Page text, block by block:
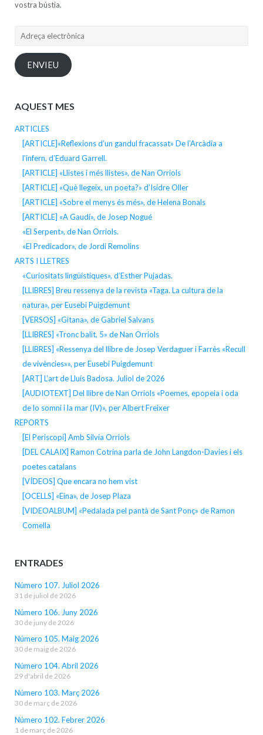
vostra bústia.
Adreça
ENVIEU
AQUEST MES
ARTICLES
[ARTICLE]«Reflexions d’un gandul fracassat» De l’Arcàdia a
l’infern, d’Eduard Garrell.
[ARTICLE] «Llistes i més llistes», de Nan Orriols
[ARTICLE] «Què llegeix, un poeta?» d’Isidre Oller
[ARTICLE] «Sobre el menys és més», de Helena Bonals
[ARTICLE] «A Gaudí», de Josep Nogué
«El Serpent», de Nan Orriols.
«El Predicador», de Jordi Remolins
ARTS I LLETRES
«Curiositats lingüístiques», d’Esther Pujadas.
[LLIBRES] Breu ressenya de la revista «Taga. La cultura de la
natura», per Eusebi Puigdemunt
[VERSOS] «Gitana», de Gabriel Salvans
[LLIBRES] «Tronc balit, 5» de Nan Orriols
[LLIBRES] «Ressenya del llibre de Josep Verdaguer i Farrès «Recull
de vivències»», per Eusebi Puigdemunt
[ART] L’art de Lluís Badosa. Juliol de 2026
[AUDIOTEXT] Del llibre de Nan Orriols «Poemes, epopeia i oda
de lo somni i la mar (IV)», per Albert Freixer
REPORTS
[El Periscopi] Amb Silvia Orriols
[DEL CALAIX] Ramon Cotrina parla de John Langdon-Davies i els
poetes catalans
[VÍDEOS] Que encara no hem vist
[OCELLS] «Eina», de Josep Plaza
[VIDEOALBUM] «Pedalada pel pantà de Sant Ponç» de Ramon
Comella
ENTRADES
Número 107. Juliol 2026
31 de juliol de 2026
Número 106. Juny 2026
30 de juny de 2026
Número 105. Maig 2026
30 de maig de 2026
Número 104. Abril 2026
29 d'abril de 2026
Número 103. Març 2026
30 de març de 2026
Número 102. Febrer 2026
1 de març de 2026